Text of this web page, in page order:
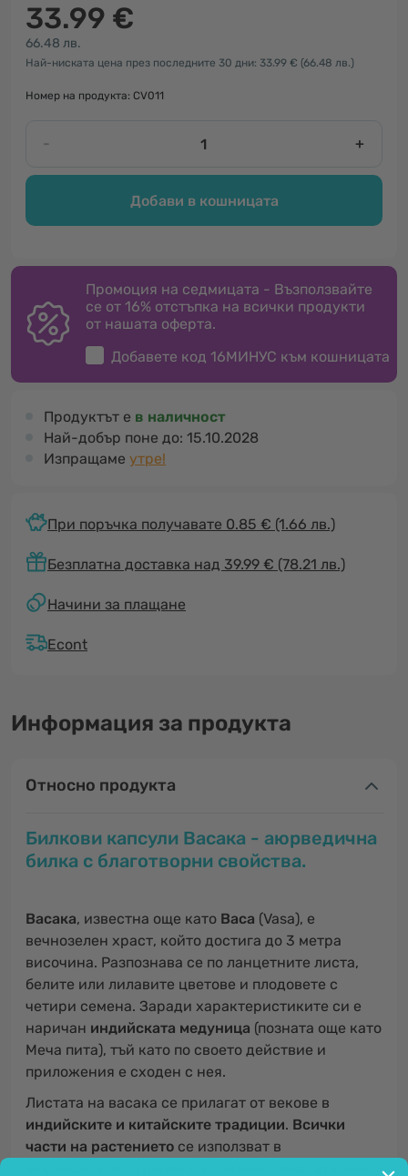
33.99 €
66.48 лв.
Най-ниската цена през последните 30 дни: 33.99 € (66.48 лв.)
Номер на продукта: CV011
- +
Добави в кошницата
Промоция на седмицата - Възползвайте
се от 16% отстъпка на всички продукти
от нашата оферта.
Добавете код 16МИНУС към кошницата
Продуктът е в наличност
Най-добър поне до: 15.10.2028
Изпращаме утре!
При поръчка получавате 0.85 € (1.66 лв.)
Безплатна доставка над 39.99 € (78.21 лв.)
Начини за плащане
Econt
Информация за продукта
Относно продукта
Билкови капсули Васака - аюрведична
билка с благотворни свойства.
Васака, известна още като Васа (Vasa), е
вечнозелен храст, който достига до 3 метра
височина. Разпознава се по ланцетните листа,
белите или лилавите цветове и плодовете с
четири семена. Заради характеристиките си е
наричан индийската медуница (позната още като
Меча пита), тъй като по своето действие и
приложения е сходен с нея.
Листата на васака се прилагат от векове в
индийските и китайските традиции. Всички
части на растението се използват в